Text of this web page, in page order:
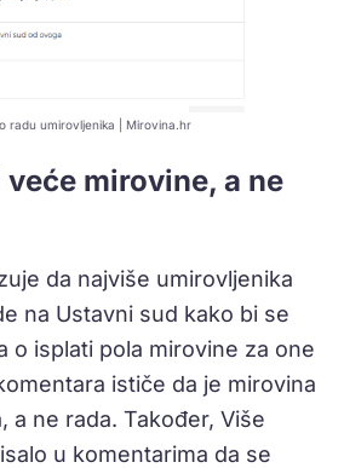
radu umirovljenika | Mirovina.hr
veće mirovine, a ne
da najviše umirovljenika
na Ustavni sud kako bi se
o isplati pola mirovine za one
ističe da je mirovina
a ne rada. Također, Više
u komentarima da se